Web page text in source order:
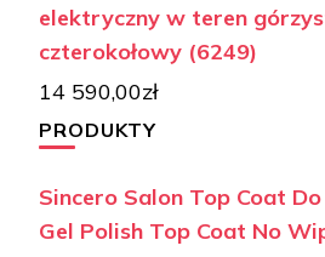
elektryczny w teren
czterokołowy (6249)
14 590,00zł
PRODUKTY
Sincero Salon Top Coat
Gel Polish Top Coat No